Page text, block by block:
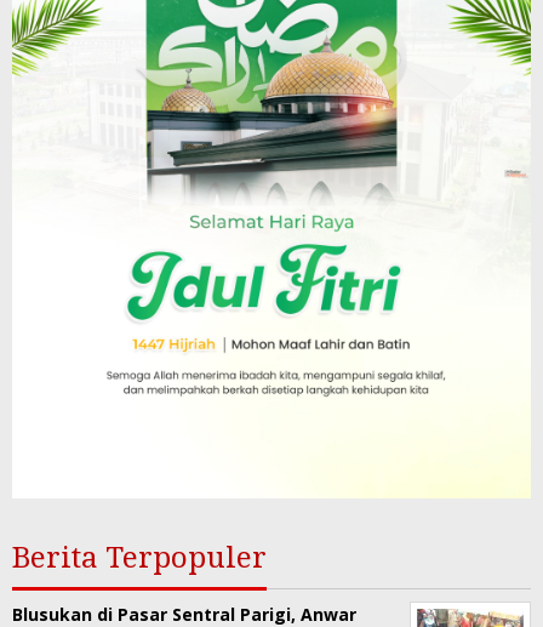
Berita Terpopuler
Blusukan di Pasar Sentral Parigi, Anwar